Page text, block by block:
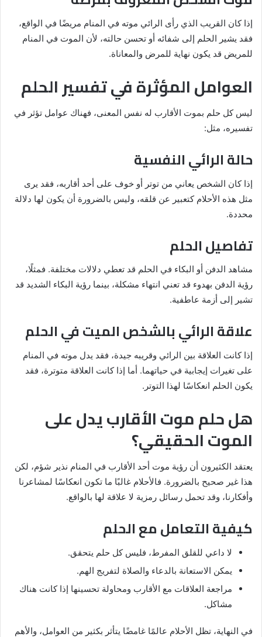
إذا كان القريب الذي رأى الرائي موته في المنام مريضًا في الواقع،
فقد يشير الحلم إلى شفائه أو تحسن حالته، لأن الموت في المنام
للمريض قد يكون نهاية للمرض والمعاناة.
العوامل المؤثرة في تفسير الحلم
ليس كل حلم بموت الأقارب له نفس المعنى، فهناك عوامل تؤثر في
تفسيره، مثل:
حالة الرائي النفسية
إذا كان الشخص يعاني من توتر أو خوف على أحد أقاربه، فقد يرى
مثل هذه الأحلام كتعبير عن قلقه، وليس بالضرورة أن يكون لها دلالة
محددة.
تفاصيل الحلم
مشاهد الدفن أو البكاء في الحلم قد تعطي دلالات مختلفة. فمثلًا،
رؤية الدفن بهدوء قد تعني انتهاء مشكلة، بينما رؤية البكاء الشديد قد
تشير إلى أزمة عاطفية.
علاقة الرائي بالشخص الميت في الحلم
إذا كانت العلاقة بين الرائي وقريبه جيدة، فقد يدل موته في المنام
على تغيرات إيجابية في حياتهما. أما إذا كانت العلاقة متوترة، فقد
يكون الحلم انعكاسًا لهذا التوتر.
هل حلم موت الأقارب يدل على
الموت الحقيقي؟
يعتقد الكثيرون أن رؤية موت أحد الأقارب في المنام نذير شؤم، لكن
هذا غير صحيح بالضرورة. فالأحلام غالبًا ما تكون انعكاسًا لمشاعرنا
وأفكارنا، وقد تحمل رسائل رمزية لا علاقة لها بالواقع.
كيفية التعامل مع الحلم
لا داعي للقلق المفرط، فليس كل حلم يتحقق.
يمكن الاستعانة بالدعاء والصلاة لتفريج الهم.
مراجعة العلاقات مع الأقارب ومحاولة تحسينها إذا كانت هناك
مشاكل.
في النهاية، تظل الأحلام عالمًا غامضًا يتأثر بكثير من العوامل، والأهم